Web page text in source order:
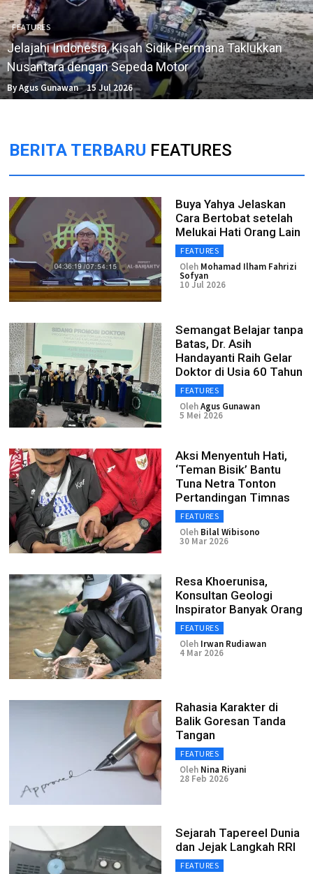
FEATURES
Jelajahi Indonesia, Kisah Sidik Permana Taklukkan
Nusantara dengan Sepeda Motor
By Agus Gunawan 15 Jul 2026
BERITA TERBARU FEATURES
Buya Yahya Jelaskan
Cara Bertobat setelah
Melukai Hati Orang Lain
FEATURES
Oleh Mohamad Ilham Fahrizi
Sofyan
10 Jul 2026
Semangat Belajar tanpa
Batas, Dr. Asih
Handayanti Raih Gelar
Doktor di Usia 60 Tahun
FEATURES
OlehAgus Gunawan
5 Mei 2026
Aksi Menyentuh Hati,
‘Teman Bisik’ Bantu
Tuna Netra Tonton
Pertandingan Timnas
FEATURES
Oleh Bilal Wibisono
30 Mar 2026
Resa Khoerunisa,
Konsultan Geologi
Inspirator Banyak Orang
FEATURES
Oleh Irwan Rudiawan
4 Mar 2026
Rahasia Karakter di
Balik Goresan Tanda
Tangan
FEATURES
Oleh Nina Riyani
28 Feb 2026
Sejarah Tapereel Dunia
dan Jejak Langkah RRI
FEATURES